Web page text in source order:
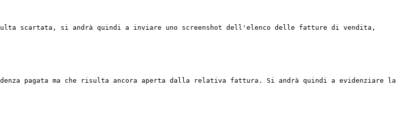
scartata, si andrà quindi a inviare uno screenshot dell'elenco delle fatture di vendita,
pagata ma che risulta ancora aperta dalla relativa fattura. Si andrà quindi a evidenziare la